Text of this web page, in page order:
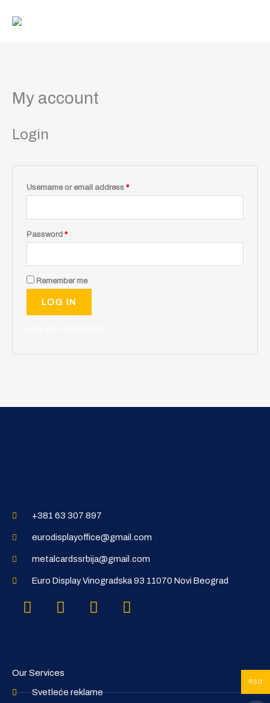
My account
Login
Username or email address *
Password *
Remember me
LOG IN
+381 63 307 897
eurodisplayoffice@gmail.com
metalcardssrbija@gmail.com
Euro Display Vinogradska 93 11070 Novi Beograd
Instagram
Facebook
LinkedinGoogle
Our Services
Svetleće reklame
RSD